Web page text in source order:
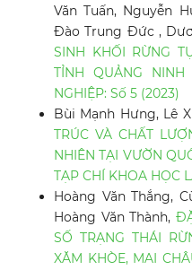
Văn Tuấn, Nguyễn
Đào Trung Đức ,
SINH KHỐI RỪNG
TỈNH QUẢNG NINH
NGHIỆP: Số 5 (2023)
Bùi Mạnh Hưng, Lê
TRÚC VÀ CHẤT
NHIÊN TẠI VƯỜN
TẠP CHÍ KHOA HỌC
Hoàng Văn Thắng,
Hoàng Văn Thành,
SỐ TRẠNG THÁI
XĂM KHÒE, MAI